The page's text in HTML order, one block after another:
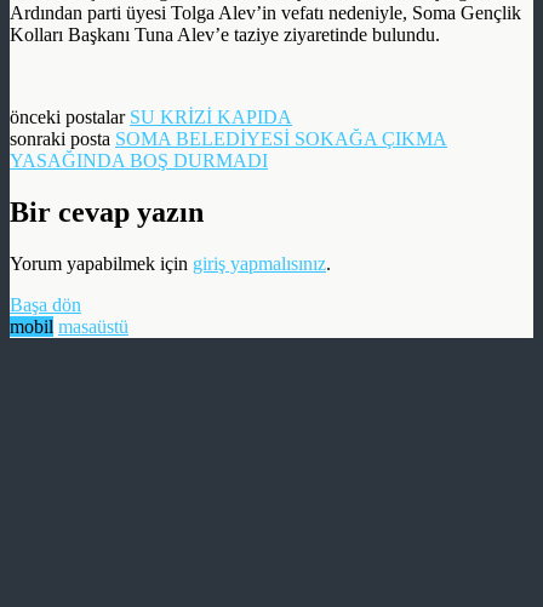
Ardından parti üyesi Tolga Alev’in vefatı nedeniyle, Soma Gençlik
Kolları Başkanı Tuna Alev’e taziye ziyaretinde bulundu.
önceki postalar SU KRİZİ KAPIDA
sonraki posta SOMA BELEDİYESİ SOKAĞA ÇIKMA
YASAĞINDA BOŞ DURMADI
Bir cevap yazın
Yorum yapabilmek için giriş yapmalısınız.
Başa dön
mobil masaüstü